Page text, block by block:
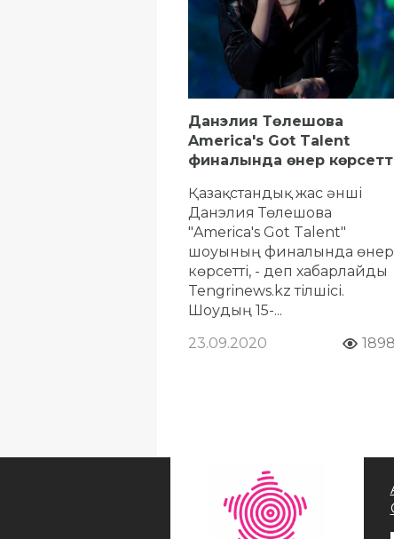
Данэлия Төлешова
America's Got Talent
финалында өнер
Қазақстандық жас әнші
Данэлия Төлешова
"America's Got Talent"
шоуының финалында өнер
көрсетті, - деп хабарлайды
Tengrinews.kz тілшісі.
Шоудың 15-...
23.09.2020